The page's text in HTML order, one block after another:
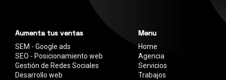
Aumenta tus ventas
SEM - Google ads
SEO - Posicionamiento web
Gestión de Redes Sociales
Desarrollo web
Menu
Home
Agencia
Servicios
Trabajos